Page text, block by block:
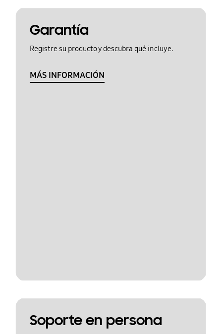
Garantía
Registre su producto y descubra qué incluye.
MÁS INFORMACIÓN
Soporte en persona